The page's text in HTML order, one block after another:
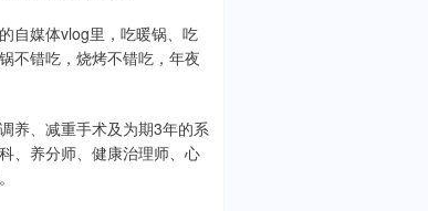
自媒体vlog里，吃暖锅、吃
不错吃，烧烤不错吃，年夜
养、减重手术及为期3年的系
、养分师、健康治理师、心